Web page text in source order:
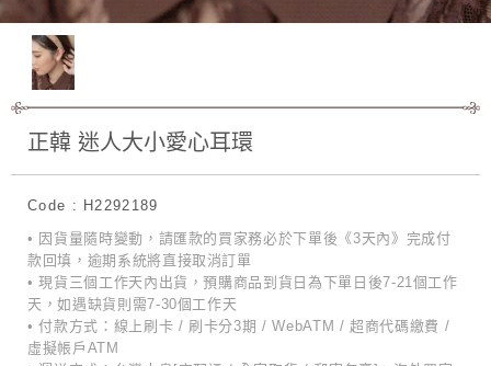
正韓 迷人大小愛心耳環
Code : H2292189
• 因貨量隨時變動，請匯款的買家務必於下單後《3天內》完成付
款回填，逾期系統將直接取消訂單
• 現貨三個工作天內出貨，預購商品到貨日為下單日後7-21個工作
天，如遇缺貨則需7-30個工作天
• 付款方式：線上刷卡 / 刷卡分3期 / WebATM / 超商代碼繳費 /
虛擬帳戶ATM